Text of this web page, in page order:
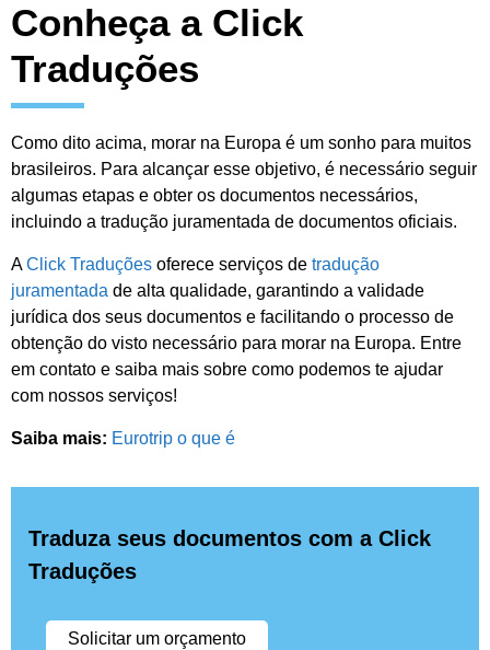
Conheça a Click
Traduções
Como dito acima, morar na Europa é um sonho para muitos
brasileiros. Para alcançar esse objetivo, é necessário seguir
algumas etapas e obter os documentos necessários,
incluindo a tradução juramentada de documentos oficiais.
AClick Traduções oferece serviços de tradução
juramentada de alta qualidade, garantindo a validade
jurídica dos seus documentos e facilitando o processo de
obtenção do visto necessário para morar na Europa. Entre
em contato e saiba mais sobre como podemos te ajudar
com nossos serviços!
Saiba mais: Eurotrip o que é
Traduza seus documentos com a Click
Traduções
Solicitar um orçamento